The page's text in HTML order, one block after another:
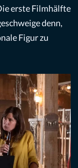
erste Filmhälfte
denn,
Figur zu